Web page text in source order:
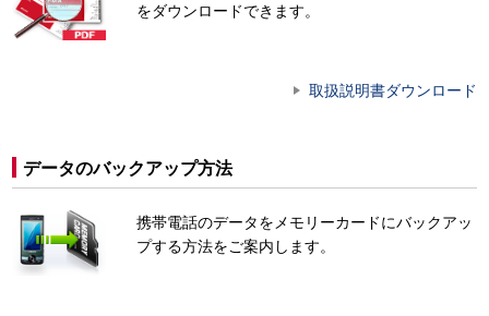
をダウンロードできます。
取扱説明書ダウンロード
データのバックアップ方法
携帯電話のデータをメモリーカードにバックアッ
プする方法をご案内します。